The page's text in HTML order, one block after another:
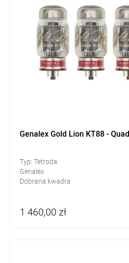
Genalex Gold Lion KT88 -
Typ: Tetroda
Genalex
Dobrana kwadra
1 460,00 zł